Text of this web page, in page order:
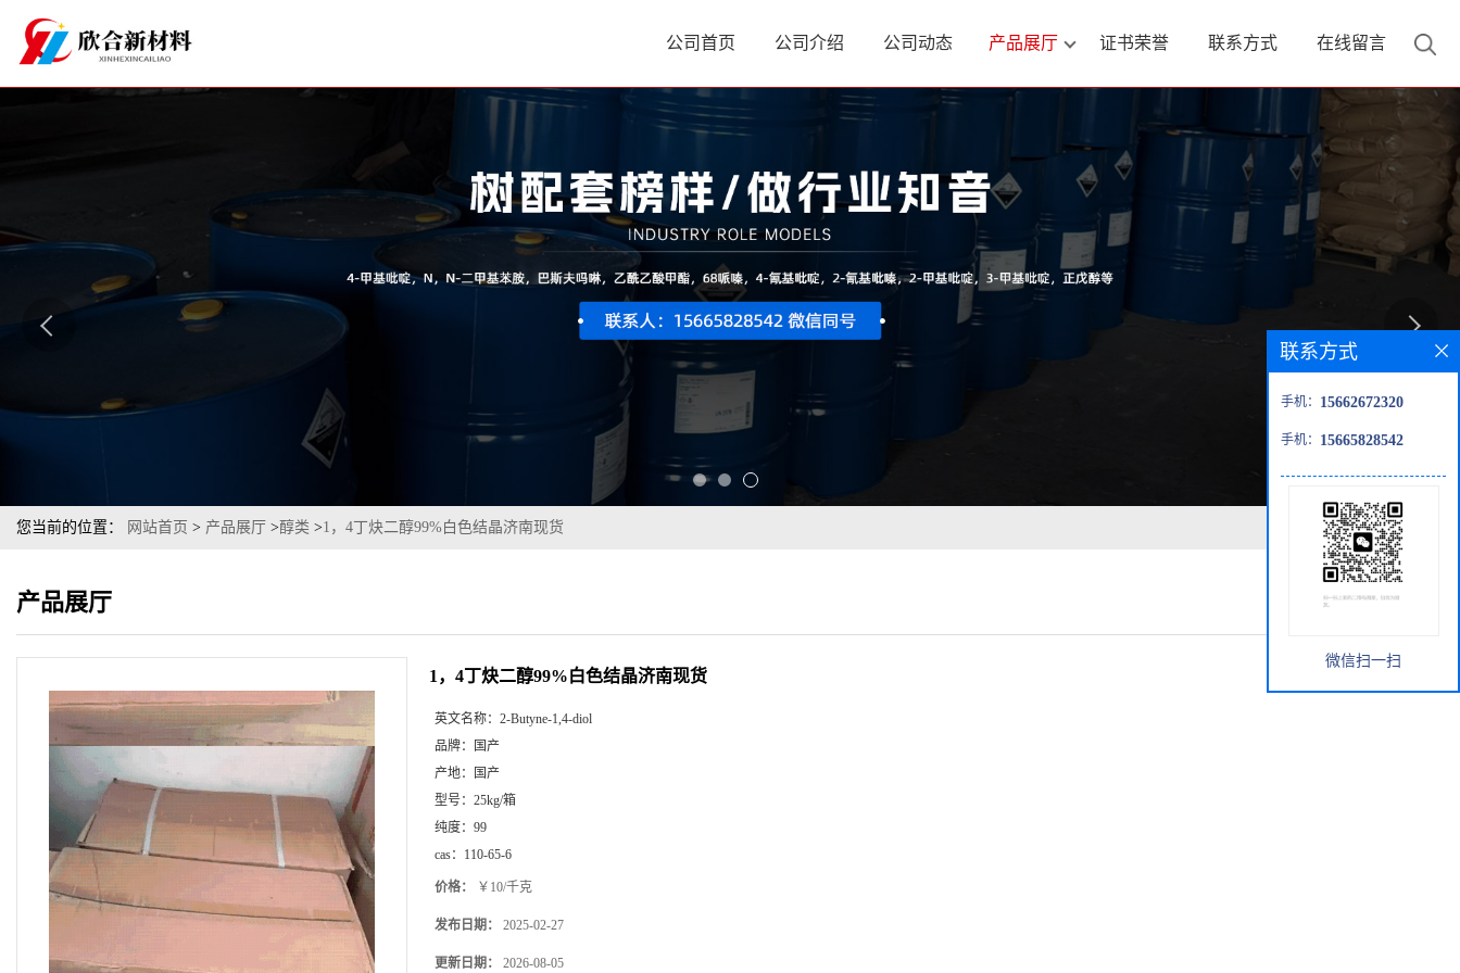
公司首页 公司介绍 公司动态 产品展厅 证书荣誉 联系方式 在线留言
您当前的位置： 网站首页 > 产品展厅 >醇类 >1，4丁炔二醇99%白色结晶济南现货
产品展厅
1，4丁炔二醇99%白色结晶济南现货
英文名称： 2-Butyne-1,4-diol
品牌：
国产
产地：
国产
型号： 25kg/箱
纯度： 99
cas： 110-65-6
价格： ￥10/千克
发布日期： 2025-02-27
更新日期： 2026-08-05
联系方式
手机： 15662672320
手机： 15665828542
微信扫一扫